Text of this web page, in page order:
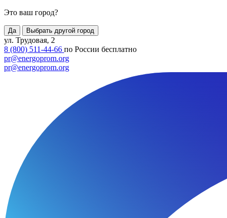
Это ваш город?
Да Выбрать другой город
ул. Трудовая, 2
8 (800) 511-44-66 по России бесплатно
pr@energoprom.org
pr@energoprom.org